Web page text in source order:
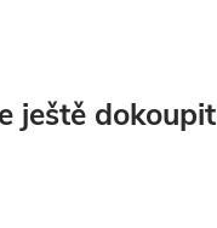
ještě dokoupit